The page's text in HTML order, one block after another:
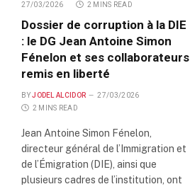
27/03/2026
2 MINS READ
Dossier de corruption à la DIE
: le DG Jean Antoine Simon
Fénelon et ses collaborateurs
remis en liberté
BY JODEL ALCIDOR
27/03/2026
2 MINS READ
Jean Antoine Simon Fénelon,
directeur général de l’Immigration et
de l’Émigration (DIE), ainsi que
plusieurs cadres de l’institution, ont